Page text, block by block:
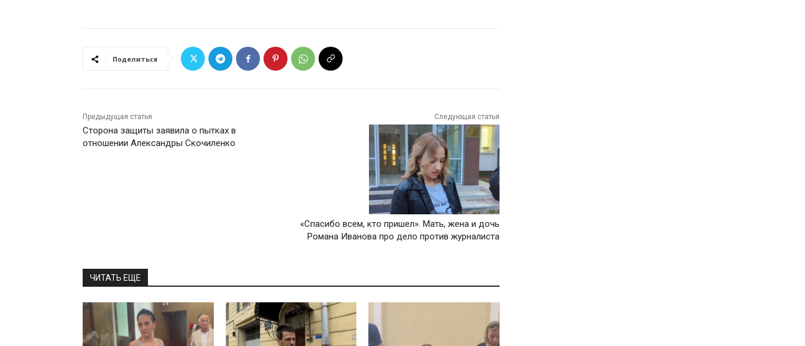
Поделиться
Предыдущая статья
Сторона защиты заявила о пытках в
отношении Александры Скочиленко
Следующая статья
«Спасибо всем, кто пришел». Мать, жена и дочь
Романа Иванова про дело против журналиста
ЧИТАТЬ ЕЩЕ